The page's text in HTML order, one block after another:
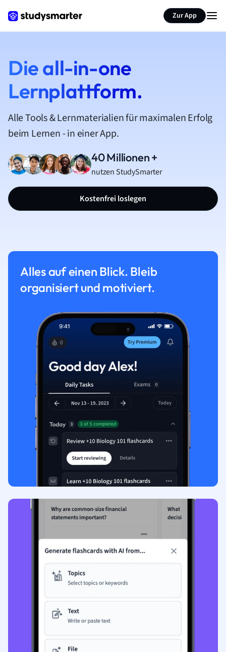
Zur App
Die all-in-one
Lernplattform.
Alle Tools & Lernmaterialien für maximalen Erfolg
beim Lernen - in einer App.
40 Millionen +
nutzen StudySmarter
Kostenfrei loslegen
Alles auf einen Blick. Bleib
organisiert und motiviert.